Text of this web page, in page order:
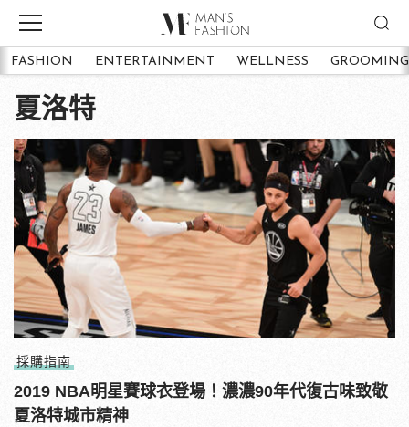
FASHION ENTERTAINMENT WELLNESS GROOMING
夏洛特
採購指南
2019 NBA明星賽球衣登場！濃濃90年代復古味致敬
夏洛特城市精神